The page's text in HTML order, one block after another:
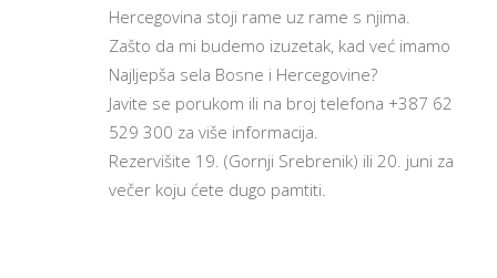
Hercegovina stoji rame uz rame s njima.
Zašto da mi budemo izuzetak, kad već imamo
Najljepša sela Bosne i Hercegovine?
Javite se porukom ili na broj telefona +387 62
529 300 za više informacija.
Rezervišite 19. (Gornji Srebrenik) ili 20. juni za
večer koju ćete dugo pamtiti.